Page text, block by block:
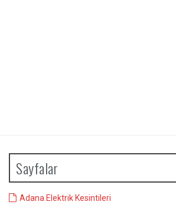
Sayfalar
Adana Elektrik Kesintileri